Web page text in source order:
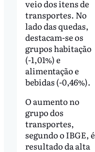
veio dos itens de
transportes. No
lado das quedas,
destacam-se os
grupos habitação
(-1,01%) e
alimentação e
bebidas (-0,46%).
O aumento no
grupo dos
transportes,
segundo o IBGE, é
resultado da alta